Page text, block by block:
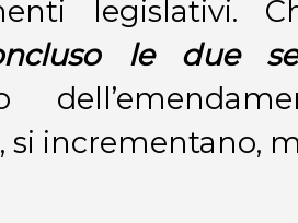
legislativi.
le due
si incrementano,